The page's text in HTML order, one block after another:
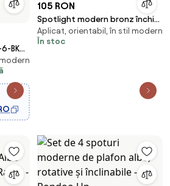
BK
105 RON
Spotlight modern bronz închis
- Deep
Aplicat, orientabil, în stil modern
În stoc